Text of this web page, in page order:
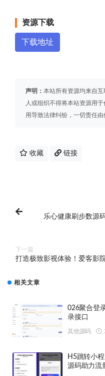
资源下载
下载地址
声明： 本站所有资源均来自
人或组织不得将本站资源用
用导致法律纠纷，一切责任由
收藏 链接
乐心健康刷步数源
下一篇
打造极致影视体验！爱客影
相关文章
026聚合登
录接口
其他源码
H5跳转小
源码助力流